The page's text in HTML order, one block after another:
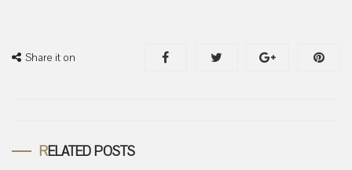
Share it on
RELATED POSTS